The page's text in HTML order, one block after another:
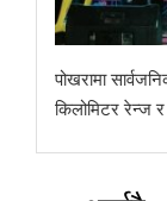
पोखरामा
किलोमिटर रेन्ज